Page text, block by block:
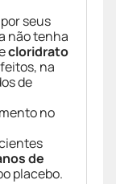
por seus
não tenha
cloridrato
na
de
no
de
placebo.